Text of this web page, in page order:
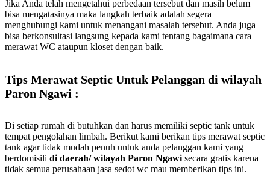
Jika Anda telah mengetahui perbedaan tersebut dan masih belum
bisa mengatasinya maka langkah terbaik adalah segera
menghubungi kami untuk menangani masalah tersebut. Anda juga
bisa berkonsultasi langsung kepada kami tentang bagaimana cara
merawat WC ataupun kloset dengan baik.
Tips Merawat Septic Untuk Pelanggan di wilayah
Paron Ngawi :
Di setiap rumah di butuhkan dan harus memiliki septic tank untuk
tempat pengolahan limbah. Berikut kami berikan tips merawat septic
tank agar tidak mudah penuh untuk anda pelanggan kami yang
berdomisili di daerah/ wilayah Paron Ngawi secara gratis karena
tidak semua perusahaan jasa sedot wc mau memberikan tips ini.